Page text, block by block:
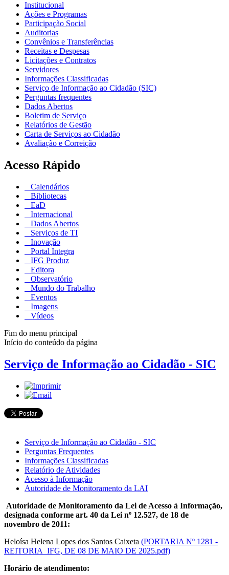
Institucional
Ações e Programas
Participação Social
Auditorias
Convênios e Transferências
Receitas e Despesas
Licitações e Contratos
Servidores
Informações Classificadas
Serviço de Informação ao Cidadão (SIC)
Perguntas frequentes
Dados Abertos
Boletim de Serviço
Relatórios de Gestão
Carta de Serviços ao Cidadão
Avaliação e Correição
Acesso Rápido
Calendários
Bibliotecas
EaD
Internacional
Dados Abertos
Serviços de TI
Inovação
Portal Integra
IFG Produz
Editora
Observatório
Mundo do Trabalho
Eventos
Imagens
Vídeos
Fim do menu principal
Início do conteúdo da página
Serviço de Informação ao Cidadão - SIC
Serviço de Informação ao Cidadão - SIC
Perguntas Frequentes
Informações Classificadas
Relatório de Atividades
Acesso à Informação
Autoridade de Monitoramento da LAI
Autoridade de Monitoramento da Lei de Acesso à Informação,
designada conforme art. 40 da Lei nº 12.527, de 18 de
novembro de 2011:
Heloísa Helena Lopes dos Santos Caixeta (PORTARIA Nº 1281 -
REITORIA_IFG, DE 08 DE MAIO DE 2025.pdf)
Horário de atendimento: